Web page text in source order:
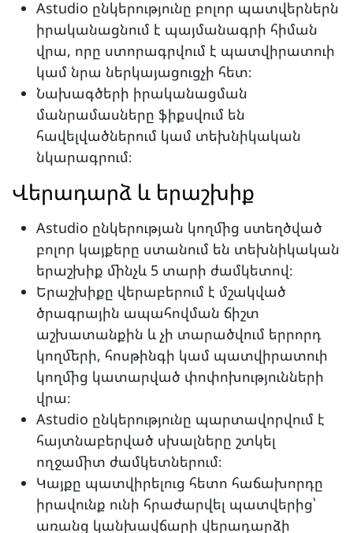
Astudio ընկերությունը բոլոր պատվերներն
իրականացնում է պայմանագրի հիման
վրա, որը ստորագրվում է պատվիրատուի
կամ նրա ներկայացուցչի հետ։
Նախագծերի իրականացման
մանրամասները ֆիքսվում են
հավելվածներում կամ տեխնիկական
նկարագրում։
Վերադարձ և երաշխիք
Astudio ընկերության կողմից ստեղծված
բոլոր կայքերը ստանում են տեխնիկական
երաշխիք մինչև 5 տարի ժամկետով։
Երաշխիքը վերաբերում է մշակված
ծրագրային ապահովման ճիշտ
աշխատանքին և չի տարածվում երրորդ
կողմերի, հոսթինգի կամ պատվիրատուի
կողմից կատարված փոփոխությունների
վրա։
Astudio ընկերությունը պարտավորվում է
հայտնաբերված սխալները շտկել
ողջամիտ ժամկետներում։
Կայքը պատվիրելուց հետո հաճախորդը
իրավունք ունի հրաժարվել պատվերից՝
առանց կանխավճարի վերադարձի